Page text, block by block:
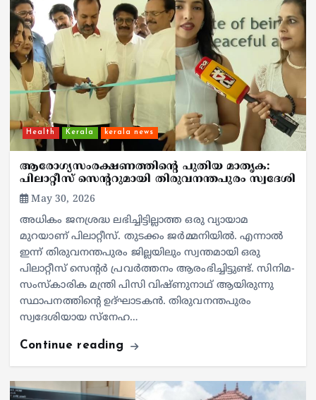
Health Kerala kerala news
ആരോഗ്യസംരക്ഷണത്തിന്റെ പുതിയ മാതൃക:
പിലാറ്റീസ്‌ സെന്ററുമായി തിരുവനന്തപുരം സ്വദേശി
May 30, 2026
അധികം ജനശ്രദ്ധ ലഭിച്ചിട്ടില്ലാത്ത ഒരു വ്യായാമ
മുറയാണ് പിലാറ്റീസ്‌. തുടക്കം ജർമ്മനിയിൽ. എന്നാൽ
ഇന്ന് തിരുവനന്തപുരം ജില്ലയിലും സ്വന്തമായി ഒരു
പിലാറ്റീസ് സെന്റർ പ്രവർത്തനം ആരംഭിച്ചിട്ടുണ്ട്. സിനിമ-
സംസ്കാരിക മന്ത്രി പിസി വിഷ്ണുനാഥ് ആയിരുന്നു
സ്ഥാപനത്തിന്റെ ഉദ്ഘാടകൻ. തിരുവനന്തപുരം
സ്വദേശിയായ സ്നേഹ…
Continue reading